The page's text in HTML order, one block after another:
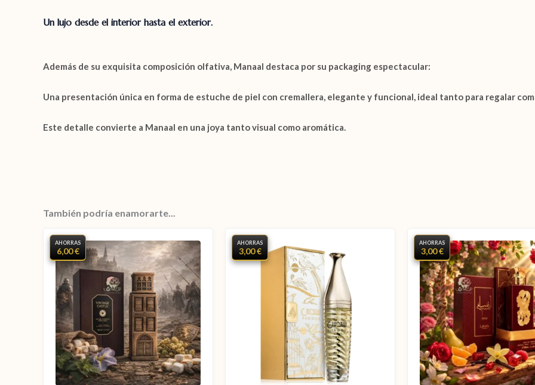
Un lujo desde el interior hasta el exterior.
Además de su exquisita composición olfativa, Manaal destaca por su packaging espectacular:
Una presentación única en forma de estuche de piel con cremallera , elegante y funcional, ideal tanto para regalar
Este detalle convierte a Manaal en una joya tanto visual como aromática.
También podría enamorarte...
AHORRAS
6,00 €
AHORRAS
3,00 €
AHORRAS
3,00 €